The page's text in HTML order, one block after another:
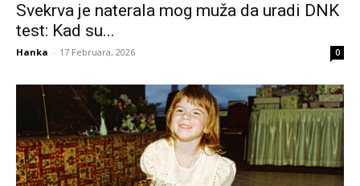
Svekrva je naterala mog muža da uradi DNK
test: Kad su...
Hanka - 17 Februara, 2026 0